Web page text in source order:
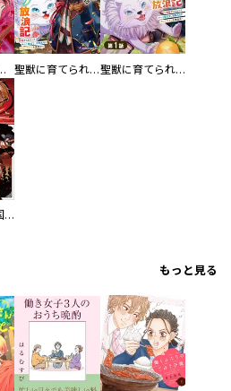
口を探す～【単行本版】 聖獣に育てられた少年の異世界ゆるり放浪記～神様からもらったチート魔法で、仲間たちとスローライフを満喫中～ 聖獣に育てられた少年の異世界ゆるり放浪記～神様からもらったチート魔法で、仲間たちとスローライフを満喫中～【分冊版】
オルクセン王国史
もっと見る